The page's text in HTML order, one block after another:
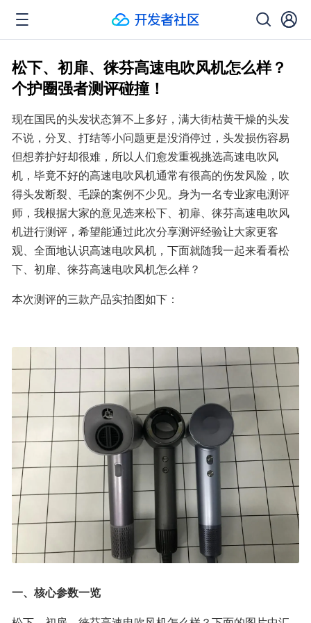
松下、初扉、徕芬高速电吹风机怎么样？
个护圈强者测评碰撞！
现在国民的头发状态算不上多好，满大街枯黄干燥的头发
不说，分叉、打结等小问题更是没消停过，头发损伤容易
但想养护好却很难，所以人们愈发重视挑选高速电吹风
机，毕竟不好的高速电吹风机通常有很高的伤发风险，吹
得头发断裂、毛躁的案例不少见。身为一名专业家电测评
师，我根据大家的意见选来松下、初扉、徕芬高速电吹风
机进行测评，希望能通过此次分享测评经验让大家更客
观、全面地认识高速电吹风机，下面就随我一起来看看松
下、初扉、徕芬高速电吹风机怎么样？
本次测评的三款产品实拍图如下：
一、核心参数一览